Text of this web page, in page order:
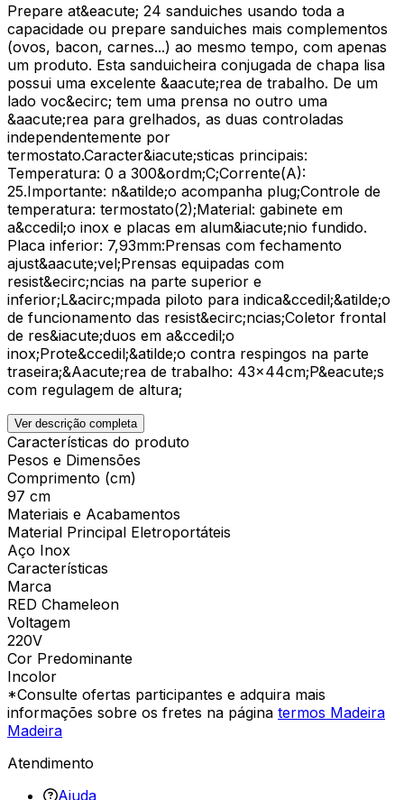
Prepare at&eacute; 24 sanduiches usando toda a
capacidade ou prepare sanduiches mais complementos
(ovos, bacon, carnes...) ao mesmo tempo, com apenas
um produto. Esta sanduicheira conjugada de chapa lisa
possui uma excelente &aacute;rea de trabalho. De um
lado voc&ecirc; tem uma prensa no outro uma
&aacute;rea para grelhados, as duas controladas
independentemente por
termostato.Caracter&iacute;sticas principais:
Temperatura: 0 a 300&ordm;C;Corrente(A):
25.Importante: n&atilde;o acompanha plug;Controle de
temperatura: termostato(2);Material: gabinete em
a&ccedil;o inox e placas em alum&iacute;nio fundido.
Placa inferior: 7,93mm:Prensas com fechamento
ajust&aacute;vel;Prensas equipadas com
resist&ecirc;ncias na parte superior e
inferior;L&acirc;mpada piloto para indica&ccedil;&atilde;o
de funcionamento das resist&ecirc;ncias;Coletor frontal
de res&iacute;duos em a&ccedil;o
inox;Prote&ccedil;&atilde;o contra respingos na parte
traseira;&Aacute;rea de trabalho: 43x44cm;P&eacute;s
com regulagem de altura;
Ver descrição completa
Características do produto
Pesos e Dimensões
Comprimento (cm)
97 cm
Materiais e Acabamentos
Material Principal Eletroportáteis
Aço Inox
Características
Marca
RED Chameleon
Voltagem
220V
Cor Predominante
Incolor
*Consulte ofertas participantes e adquira mais
informações sobre os fretes na página termos Madeira
Madeira
Atendimento
Ajuda